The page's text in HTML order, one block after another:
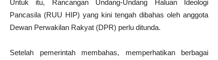
Untuk itu, Rancangan Undang-Undang Haluan Ideologi
Pancasila (RUU HIP) yang kini tengah dibahas oleh anggota
Dewan Perwakilan Rakyat (DPR) perlu ditunda.
Setelah pemerintah membahas, memperhatikan berbagai